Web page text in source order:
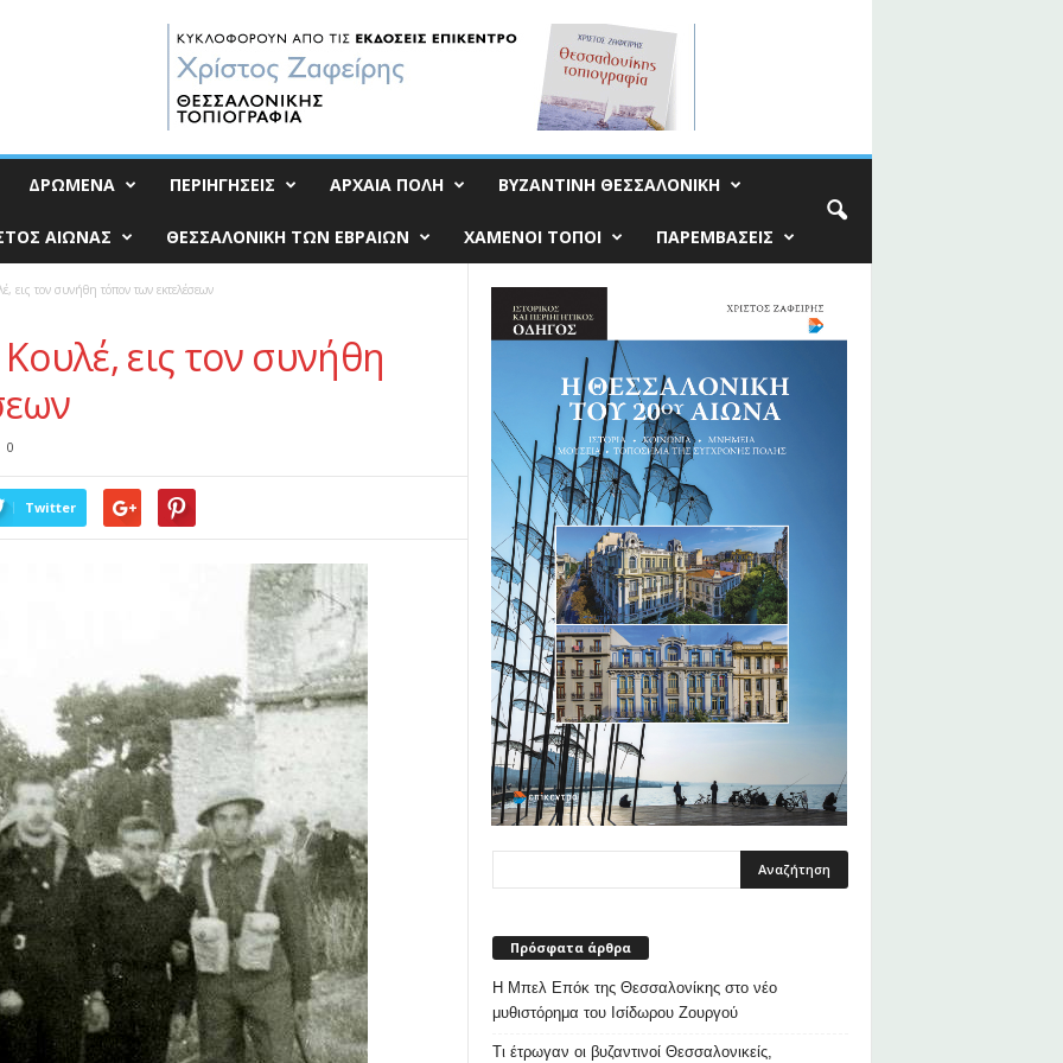
ΔΡΩΜΕΝΑ ΠΕΡΙΗΓΗΣΕΙΣ ΑΡΧΑΙΑ ΠΟΛΗ ΒΥΖΑΝΤΙΝΗ ΘΕΣΣΑΛΟΝΙΚΗ
ΑΙΩΝΑΣ ΘΕΣΣΑΛΟΝΙΚΗ ΤΩΝ ΕΒΡΑΙΩΝ ΧΑΜΕΝΟΙ ΤΟΠΟΙ ΠΑΡΕΜΒΑΣΕΙΣ
εις τον συνήθη τόπον των εκτελέσεων
εις τον συνήθη
0
Twitter
Πρόσφατα άρθρα
Η Μπελ Επόκ της Θεσσαλονίκης στο νέο
μυθιστόρημα του Ισίδωρου Ζουργού
Τι έτρωγαν οι βυζαντινοί Θεσσαλονικείς,